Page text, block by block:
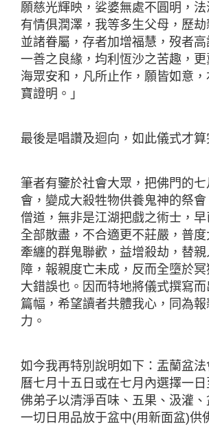
願慈光輝映，娑婆無處不圓明，
有情俱潤澤，我等多生父母，歷
並諸眷屬，存者加增福慧，歿者
一善之良緣，均利恆沙之苦趣，更
海眾安和，凡所止作，願皆如意
寶證明。」
最後是唱讚及迴向，如此儀式才算
筆者有鑒於社會大眾，把佛門的
會，變成大殺牲物供養鬼神的祭
僧道，無非是江湖把戲之術士，
全部散盡，不合適更不莊嚴，普
牽纏的群鬼聯歡，益增殺劫，替
障，報親度亡未成，反而全墮於
大錯誤也。因而特地將儀式撰寫
篇幅，希望讀者共體我心，同為
力。
如今我再特別說明如下：盂蘭盆
曆七月十五日或在七月內選擇一日
佛弟子以清淨百味、五果、汲灌、
一切日用品放于盆中(用新面盆)供